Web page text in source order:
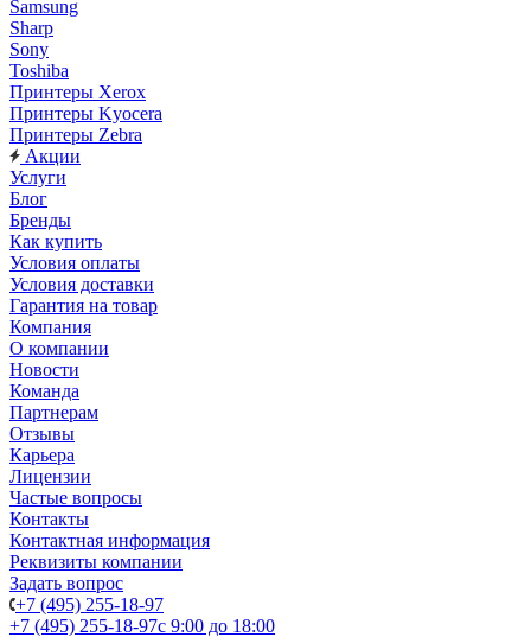
Samsung
Sharp
Sony
Toshiba
Принтеры Xerox
Принтеры Kyocera
Принтеры Zebra
Акции
Услуги
Блог
Бренды
Как купить
Условия оплаты
Условия доставки
Гарантия на товар
Компания
О компании
Новости
Команда
Партнерам
Отзывы
Карьера
Лицензии
Частые вопросы
Контакты
Контактная информация
Реквизиты компании
Задать вопрос
+7 (495) 255-18-97
+7 (495) 255-18-97с 9:00 до 18:00